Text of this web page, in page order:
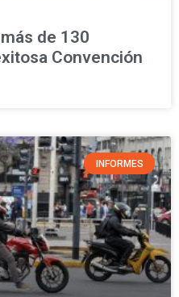
de 130
Convención
INFORMES